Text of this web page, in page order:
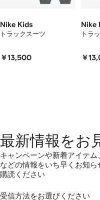
Nike Kids
トラックスーツ
￥13,500
Nike
トラ
￥
最新情報をお
キャンペーンや新着アイテ
などの情報をいち早くお知
購読ください
受信方法をお選びください